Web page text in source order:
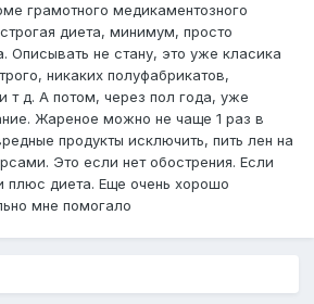
грамотного медикаментозного
диета, минимум, просто
Описывать не стану, это уже класика
никаких полуфабрикатов,
т д. А потом, через пол года, уже
Жареное можно не чаще 1 раз в
продукты исключить, пить лен на
Это если нет обострения. Если
плюс диета. Еще очень хорошо
мне помогало